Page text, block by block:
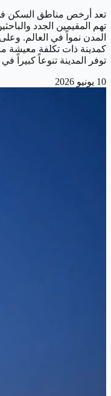
تعد أرخص مناطق السكن في
تهم المقيمين الجدد
المدن نمواً في العالم.
كمدينة ذات تكلفة معيشة
توفر المدينة تنوعاً كبيراً
10 يونيو 2026